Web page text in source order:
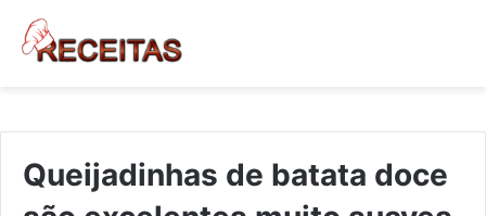
Queijadinhas de batata doce